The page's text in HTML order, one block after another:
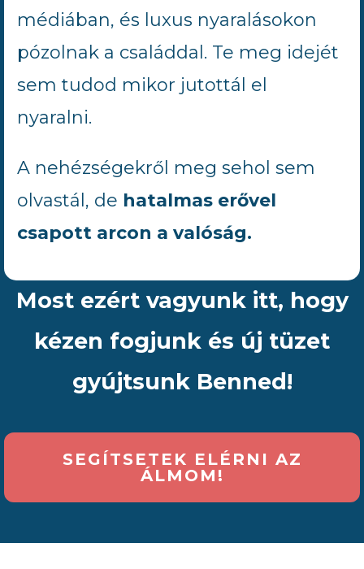
médiában, és luxus nyaralásokon
pózolnak a családdal. Te meg idejét
sem tudod mikor jutottál el
nyaralni.
A nehézségekről meg sehol sem
olvastál, de hatalmas erővel
csapott arcon a valóság.
Most ezért vagyunk itt, hogy
kézen fogjunk és új tüzet
gyújtsunk Benned!
SEGÍTSETEK ELÉRNI AZ
ÁLMOM!